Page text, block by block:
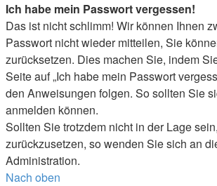
Ich habe mein Passwort vergessen!
Das ist nicht schlimm! Wir können Ihnen
Passwort nicht wieder mitteilen, Sie
zurücksetzen. Dies machen Sie, indem
Seite auf „Ich habe mein Passwort
den Anweisungen folgen. So sollten Sie
anmelden können.
Sollten Sie trotzdem nicht in der Lage
zurückzusetzen, so wenden Sie sich an
Administration.
Nach oben